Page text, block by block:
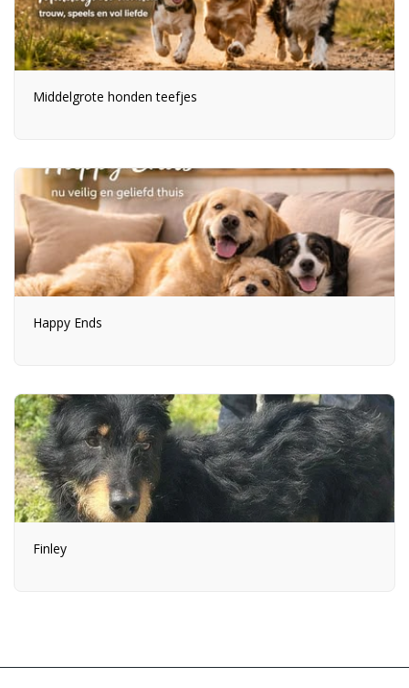
Middelgrote honden teefjes
Happy Ends
Finley